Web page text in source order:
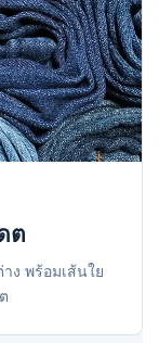
ต
ง พร้อมเส้นใย